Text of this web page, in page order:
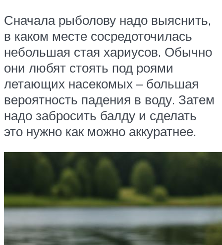
Сначала рыболову надо выяснить,
в каком месте сосредоточилась
небольшая стая хариусов. Обычно
они любят стоять под роями
летающих насекомых – большая
вероятность падения в воду. Затем
надо забросить балду и сделать
это нужно как можно аккуратнее.